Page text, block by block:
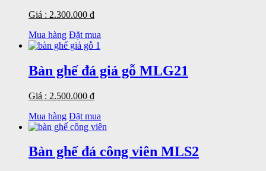
Giá : 2.300.000 đ
Mua hàng Đặt mua
Bàn ghế đá giả gỗ MLG21
Giá : 2.500.000 đ
Mua hàng Đặt mua
Bàn ghế đá công viên MLS2